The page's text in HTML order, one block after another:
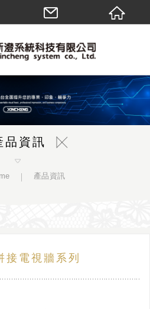
品資訊
產品資訊
接電視牆系列